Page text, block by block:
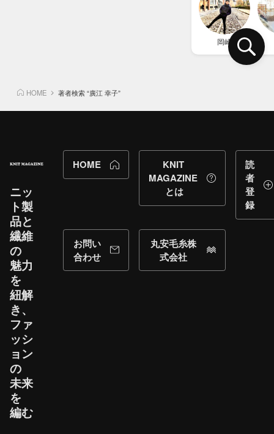
岡崎
HOME 著者検索 “廣江 幸子”
ニッ
ト製
品と​
繊維
の​
魅力
を​
紐解
き、​
ファ
ッシ
ョン
の​
未来
を​
編む
HOME
KNIT
MAGAZINE
とは
読
者
登
録
お問い
合わせ
丸安毛糸株
式会社